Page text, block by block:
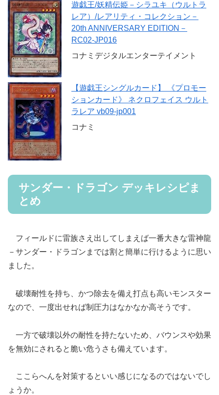
遊戯王/妖精伝姫－シラユキ（ウルトラ
レア）/レアリティ・コレクション－
20th ANNIVERSARY EDITION－
RC02-JP016
コナミデジタルエンターテイメント
【遊戯王シングルカード】 《プロモー
ションカード》 ネクロフェイス ウルト
ラレア vb09-jp001
コナミ
サンダー・ドラゴン デッキレシピま
とめ
フィールドに雷族さえ出してしまえば一番大きな雷神龍
－サンダー・ドラゴンまでは割と簡単に行けるように思い
ました。
破壊耐性を持ち、かつ除去を備え打点も高いモンスター
なので、一度出せれば制圧力はなかなか高そうです。
一方で破壊以外の耐性を持たないため、バウンスや効果
を無効にされると脆い危うさも備えています。
ここらへんを対策するといい感じになるのではないでし
ょうか。